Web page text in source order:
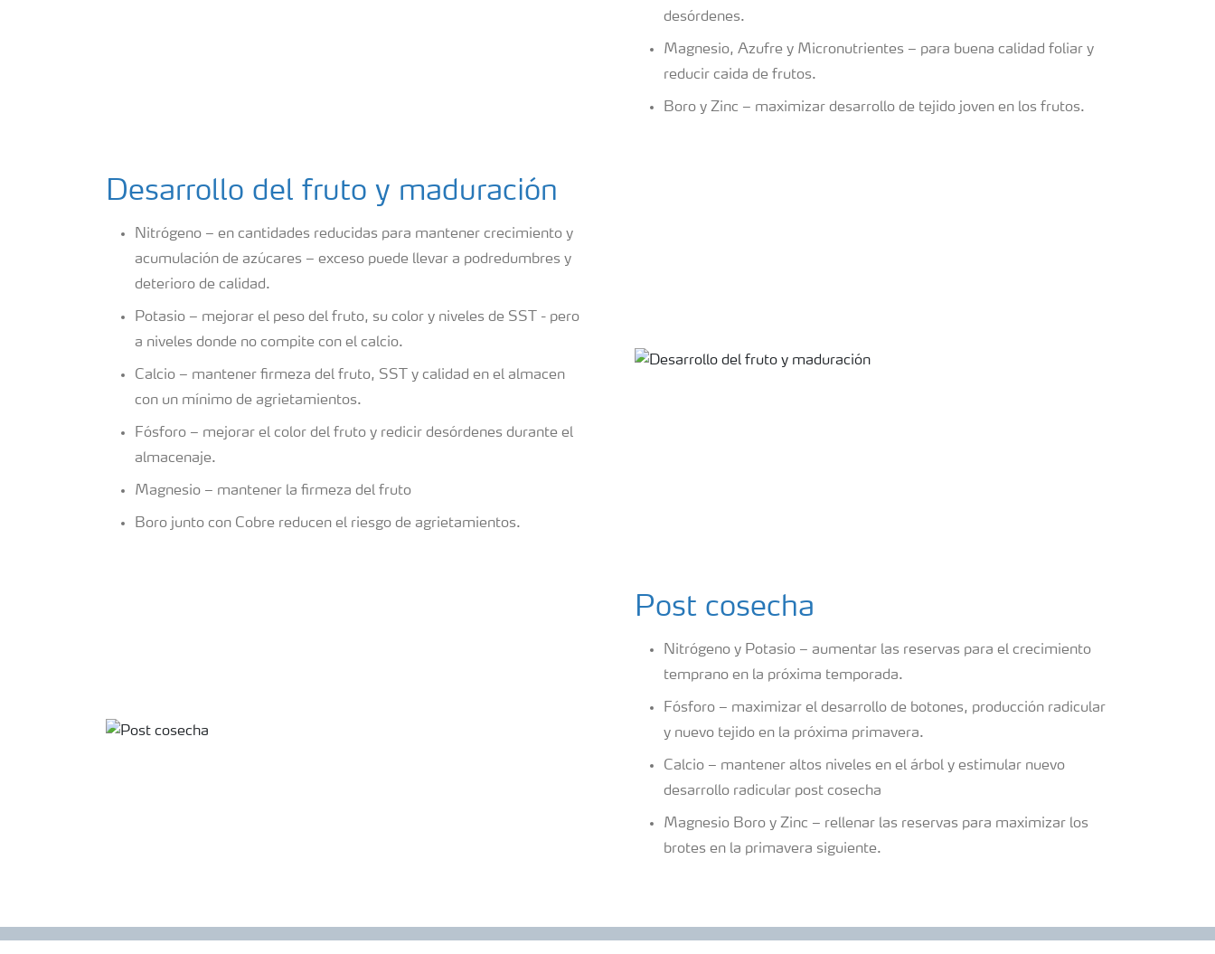
desórdenes.
Magnesio, Azufre y Micronutrientes – para buena calidad foliar y
reducir caida de frutos.
Boro y Zinc – maximizar desarrollo de tejido joven en los frutos.
Desarrollo del fruto y maduración
Nitrógeno – en cantidades reducidas para mantener crecimiento y
acumulación de azúcares – exceso puede llevar a podredumbres y
deterioro de calidad.
Potasio – mejorar el peso del fruto, su color y niveles de SST - pero
a niveles donde no compite con el calcio.
Calcio – mantener firmeza del fruto, SST y calidad en el almacen
con un mínimo de agrietamientos.
Fósforo – mejorar el color del fruto y redicir desórdenes durante el
almacenaje.
Magnesio – mantener la firmeza del fruto
Boro junto con Cobre reducen el riesgo de agrietamientos.
Post cosecha
Nitrógeno y Potasio – aumentar las reservas para el crecimiento
temprano en la próxima temporada.
Fósforo – maximizar el desarrollo de botones, producción radicular
y nuevo tejido en la próxima primavera.
Calcio – mantener altos niveles en el árbol y estimular nuevo
desarrollo radicular post cosecha
Magnesio Boro y Zinc – rellenar las reservas para maximizar los
brotes en la primavera siguiente.